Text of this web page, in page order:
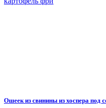
Ошеек из свинины из хоспера под